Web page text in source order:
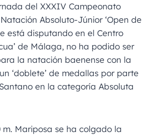
del XXXIV Campeonato
Absoluto-Júnior ‘Open de
está disputando en el Centro
de Málaga, no ha podido ser
la natación baenense con la
‘doblete’ de medallas por parte
en la categoría Absoluta
m. Mariposa se ha colgado la